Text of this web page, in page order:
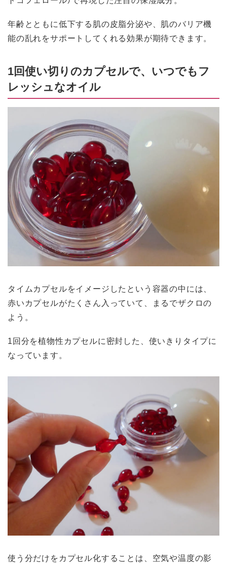
年齢とともに低下する肌の皮脂分泌や、肌のバリア機
能の乱れをサポートしてくれる効果が期待できます。
1回使い切りのカプセルで、いつでもフ
レッシュなオイル
タイムカプセルをイメージしたという容器の中には、
赤いカプセルがたくさん入っていて、まるでザクロの
よう。
1回分を植物性カプセルに密封した、使いきりタイプに
なっています。
使う分だけをカプセル化することは、空気や温度の影